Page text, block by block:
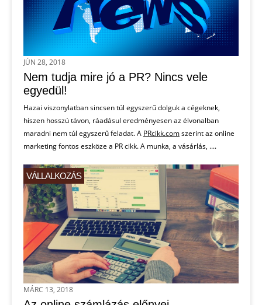
JÚN 28, 2018
Nem tudja mire jó a PR? Nincs vele
egyedül!
Hazai viszonylatban sincsen túl egyszerű dolguk a cégeknek,
hiszen hosszú távon, ráadásul eredményesen az élvonalban
maradni nem túl egyszerű feladat. A PRcikk.comszerint az online
marketing fontos eszköze a PR cikk. A munka, a vásárlás, ....
VÁLLALKOZÁS
MÁRC 13, 2018